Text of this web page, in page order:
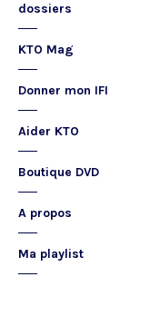
dossiers
KTO Mag
Donner mon IFI
Aider KTO
Boutique DVD
A propos
Ma playlist